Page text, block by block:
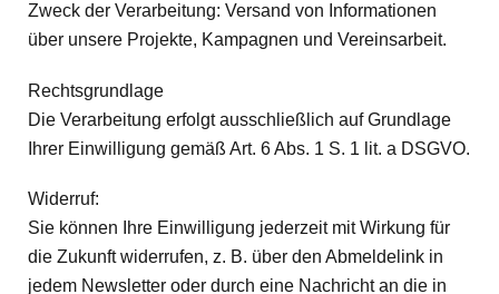
Zweck der Verarbeitung: Versand von Informationen
über unsere Projekte, Kampagnen und Vereinsarbeit.
Rechtsgrundlage
Die Verarbeitung erfolgt ausschließlich auf Grundlage
Ihrer Einwilligung gemäß Art. 6 Abs. 1 S. 1 lit. a DSGVO.
Widerruf:
Sie können Ihre Einwilligung jederzeit mit Wirkung für
die Zukunft widerrufen, z. B. über den Abmeldelink in
jedem Newsletter oder durch eine Nachricht an die in